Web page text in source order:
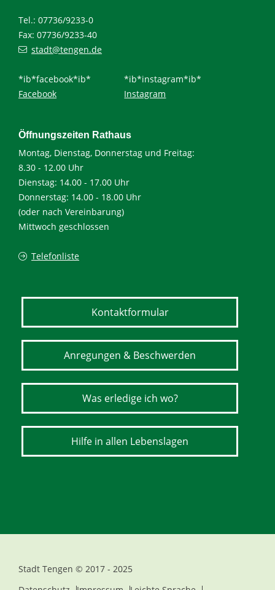
Tel.: 07736/9233-0
Fax: 07736/9233-40
stadt@tengen.de
*ib*facebook*ib*
Facebook
*ib*instagram*ib*
Instagram
Öffnungszeiten Rathaus
Montag, Dienstag, Donnerstag und Freitag:
8.30 - 12.00 Uhr
Dienstag: 14.00 - 17.00 Uhr
Donnerstag: 14.00 - 18.00 Uhr
(oder nach Vereinbarung)
Mittwoch geschlossen
Telefonliste
Kontaktformular
Anregungen & Beschwerden
Was erledige ich wo?
Hilfe in allen Lebenslagen
Stadt Tengen © 2017 - 2025